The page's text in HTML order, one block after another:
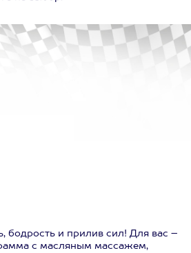
бодрость и прилив сил! Для вас –
с масляным массажем,